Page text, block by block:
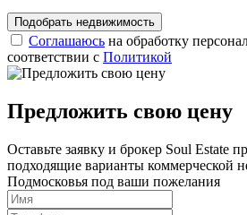
Соглашаюсь на обработку
соответствии с Политикой
Предложить свою цену
Оставьте заявку и брокер Soul Estate
подходящие варианты коммерческой
Подмосковья под ваши пожелания